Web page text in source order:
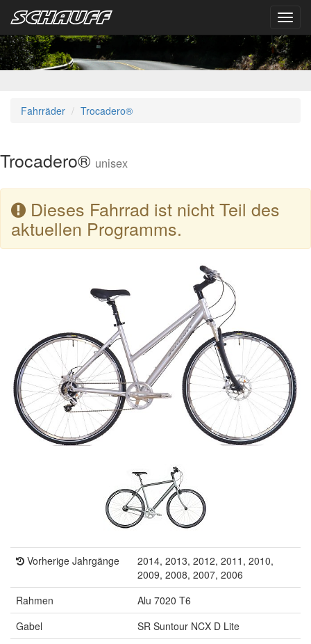
Fahrräder Trocadero®
Trocadero® unisex
Dieses Fahrrad ist nicht Teil des
aktuellen Programms.
Vorherige Jahrgänge
2014, 2013, 2012, 2011, 2010,
2009, 2008, 2007, 2006
Rahmen
Alu 7020 T6
Gabel
SR Suntour NCX D Lite